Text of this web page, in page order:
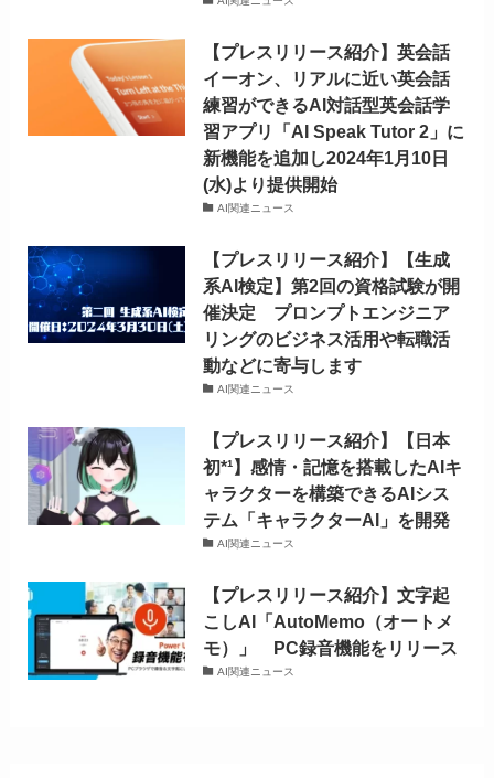
【プレスリリース紹介】英会話
イーオン、リアルに近い英会話
練習ができるAI対話型英会話学
習アプリ「AI Speak Tutor 2」に
新機能を追加し2024年1月10日
(水)より提供開始
AI関連ニュース
【プレスリリース紹介】【生成
系AI検定】第2回の資格試験が開
催決定 プロンプトエンジニア
リングのビジネス活用や転職活
動などに寄与します
AI関連ニュース
【プレスリリース紹介】【日本
初*¹】感情・記憶を搭載したAIキ
ャラクターを構築できるAIシス
テム「キャラクターAI」を開発
AI関連ニュース
【プレスリリース紹介】文字起
こしAI「AutoMemo（オートメ
モ）」 PC録音機能をリリース
AI関連ニュース